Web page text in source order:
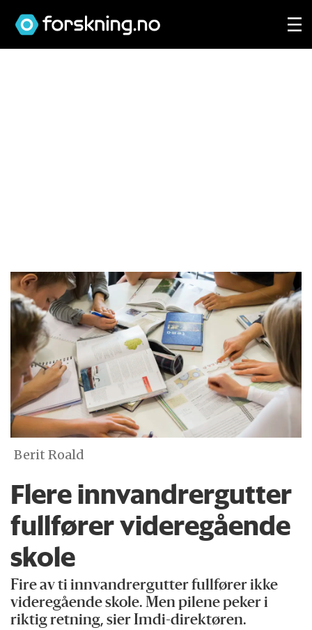
Berit Roald
Flere innvandrergutter
fullfører videregående
skole
Fire av ti innvandrergutter fullfører ikke
videregående skole. Men pilene peker i
riktig retning, sier Imdi-direktøren.